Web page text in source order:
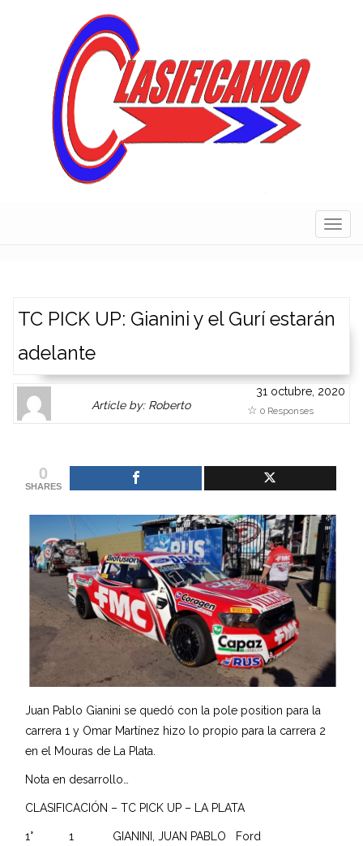
TC PICK UP: Gianini y el Gurí estarán
adelante
Author
Gravatar
link
Author
page.
Article by: Roberto
or
other
works.
admin
31 octubre, 2020
0 Responses
0
SHARES
Juan Pablo Gianini se quedó con la pole position para la
carrera 1 y Omar Martínez hizo lo propio para la carrera 2
en el Mouras de La Plata.
Nota en desarrollo…
CLASIFICACIÓN – TC PICK UP – LA PLATA
1° 1 GIANINI, JUAN PABLO Ford